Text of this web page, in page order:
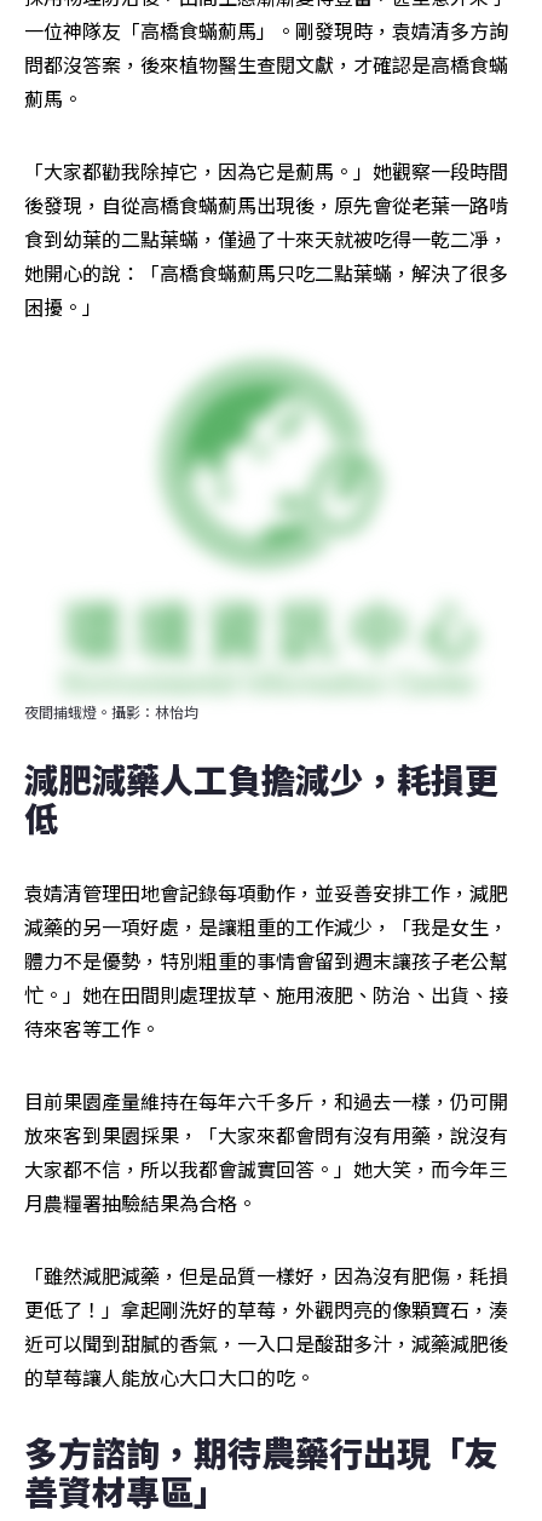
一位神隊友「高橋食蟎薊馬」。剛發現時，袁婧清多方詢
問都沒答案，後來植物醫生查閱文獻，才確認是高橋食蟎
薊馬。
「大家都勸我除掉它，因為它是薊馬。」她觀察一段時間
後發現，自從高橋食蟎薊馬出現後，原先會從老葉一路啃
食到幼葉的二點葉蟎，僅過了十來天就被吃得一乾二凈，
她開心的說：「高橋食蟎薊馬只吃二點葉蟎，解決了很多
困擾。」
夜間捕蛾燈。攝影：林怡均
減肥減藥人工負擔減少，耗損更
低
袁婧清管理田地會記錄每項動作，並妥善安排工作，減肥
減藥的另一項好處，是讓粗重的工作減少，「我是女生，
體力不是優勢，特別粗重的事情會留到週末讓孩子老公幫
忙。」她在田間則處理拔草、施用液肥、防治、出貨、接
待來客等工作。
目前果園產量維持在每年六千多斤，和過去一樣，仍可開
放來客到果園採果，「大家來都會問有沒有用藥，說沒有
大家都不信，所以我都會誠實回答。」她大笑，而今年三
月農糧署抽驗結果為合格。
「雖然減肥減藥，但是品質一樣好，因為沒有肥傷，耗損
更低了！」拿起剛洗好的草莓，外觀閃亮的像顆寶石，湊
近可以聞到甜膩的香氣，一入口是酸甜多汁，減藥減肥後
的草莓讓人能放心大口大口的吃。
多方諮詢，期待農藥行出現「友
善資材專區」